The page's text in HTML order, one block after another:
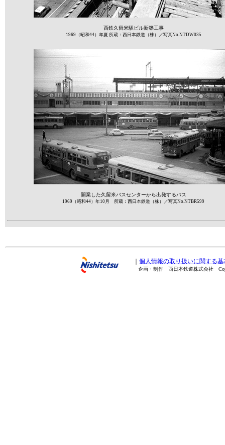
西鉄久留米駅ビル新築工事
1969（昭和44）年夏 所蔵：西日本鉄道（株）／写真No.NTDW035
開業した久留米バスセンターから出発するバス
1969（昭和44）年10月 所蔵：西日本鉄道（株）／写真No.NTBR599
個人情報の取り扱いに関する基
企画・制作 西日本鉄道株式会社